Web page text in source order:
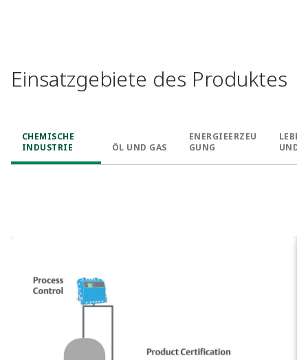
Einsatzgebiete des Produktes
CHEMISCHE
INDUSTRIE
ÖL UND GAS
ENERGIEERZEU
GUNG
UND